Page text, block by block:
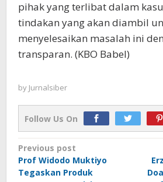
pihak yang terlibat dalam
tindakan yang akan diambil
menyelesaikan masalah ini
transparan. (KBO Babel)
by Jurnalsiber
Follow Us On
Post
navigation
Previous post
Prof Widodo Muktiyo
Tegaskan Produk